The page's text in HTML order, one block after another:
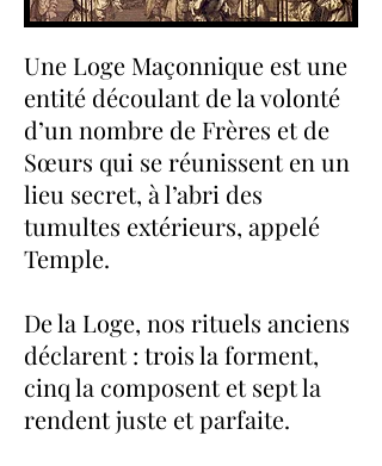
Une Loge Maçonnique est une
entité découlant de la volonté
d’un nombre de Frères et de
Sœurs qui se réunissent en un
lieu secret, à l’abri des
tumultes extérieurs, appelé
Temple.
De la Loge, nos rituels anciens
déclarent : trois la forment,
cinq la composent et sept la
rendent juste et parfaite.